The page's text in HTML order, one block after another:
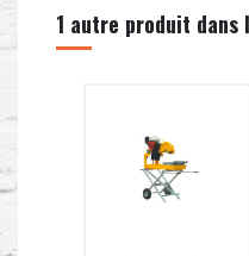
1 autre produit dans